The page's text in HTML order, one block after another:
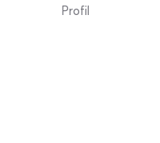
Profil